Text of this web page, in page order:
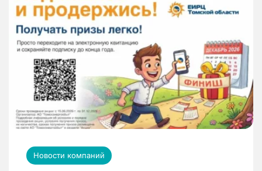
Новости компаний